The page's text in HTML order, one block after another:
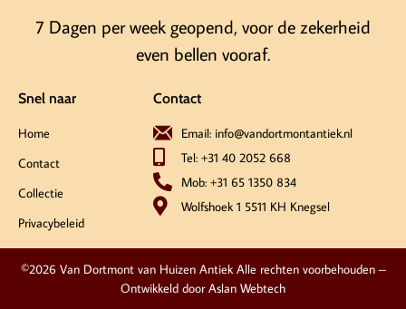
7 Dagen per week geopend, voor de zekerheid
even bellen vooraf.
Snel naar
Home
Contact
Collectie
Privacybeleid
Contact
Email: info@vandortmontantiek.nl
Tel: +31 40 2052 668
Mob: +31 65 1350 834
Wolfshoek 1 5511 KH Knegsel
©2026 Van Dortmont van Huizen Antiek Alle rechten voorbehouden –
Ontwikkeld doorAslan Webtech